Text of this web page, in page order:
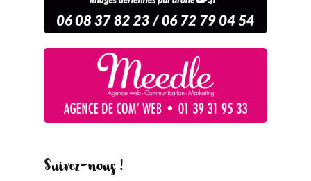
Suivez-nous !